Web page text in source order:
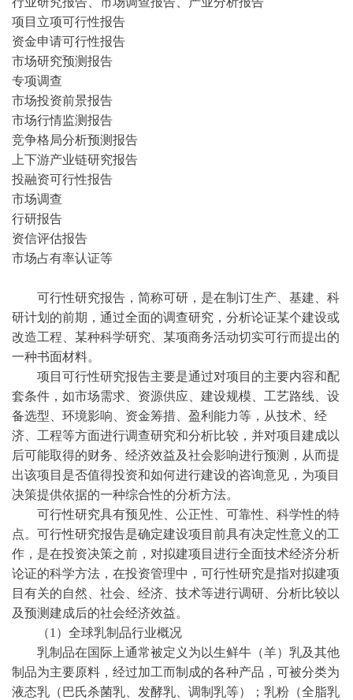
项目立项可行性报告
资金申请可行性报告
市场研究预测报告
专项调查
市场投资前景报告
市场行情监测报告
竞争格局分析预测报告
上下游产业链研究报告
投融资可行性报告
市场调查
行研报告
资信评估报告
市场占有率认证等
可行性研究报告，简称可研，是在制订生产、基建、科
研计划的前期，通过全面的调查研究，分析论证某个建设或
改造工程、某种科学研究、某项商务活动切实可行而提出的
一种书面材料。
项目可行性研究报告主要是通过对项目的主要内容和配
套条件，如市场需求、资源供应、建设规模、工艺路线、设
备选型、环境影响、资金筹措、盈利能力等，从技术、经
济、工程等方面进行调查研究和分析比较，并对项目建成以
后可能取得的财务、经济效益及社会影响进行预测，从而提
出该项目是否值得投资和如何进行建设的咨询意见，为项目
决策提供依据的一种综合性的分析方法。
可行性研究具有预见性、公正性、可靠性、科学性的特
点。可行性研究报告是确定建设项目前具有决定性意义的工
作，是在投资决策之前，对拟建项目进行全面技术经济分析
论证的科学方法，在投资管理中，可行性研究是指对拟建项
目有关的自然、社会、经济、技术等进行调研、分析比较以
及预测建成后的社会经济效益。
（1）全球乳制品行业概况
乳制品在国际上通常被定义为以生鲜牛（羊）乳及其他
制品为主要原料，经过加工而制成的各种产品，可被分类为
液态乳（巴氏杀菌乳、发酵乳、调制乳等）；乳粉（全脂乳